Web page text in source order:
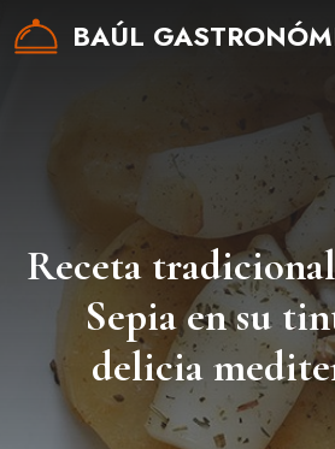
Saltar
BAÚL
Receta
Sepia en su
delicia